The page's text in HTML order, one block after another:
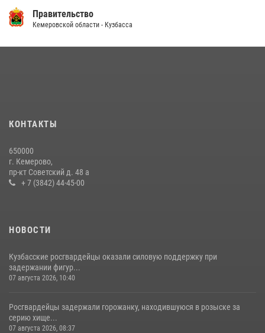
14 июля 2026, 08:52 1
20 июля 2026, 10:54
с покупками
20 июля 2026, 08:52
Правительство
Кемеровской области - Кузбасса
КОНТАКТЫ
650000
г. Кемерово,
пр-кт Советский д. 48 а
+ 7 (3842) 44-45-00
НОВОСТИ
Кузбасские росгвардейцы оказали силовую поддержку при
задержании фигур...
07 августа 2026, 10:40
Росгвардейцы задержали горожанку, находившуюся в розыске за
серию хище...
07 августа 2026, 08:37